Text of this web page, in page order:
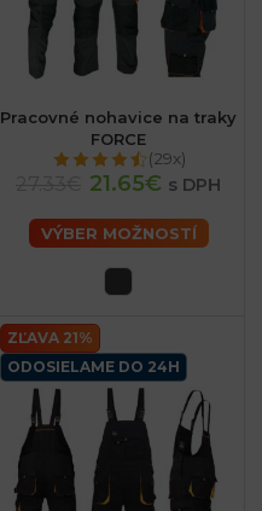
Pracovné nohavice na traky
FORCE
(29x)
21.65€ s DPH
VÝBER MOŽNOSTÍ
ZĽAVA 21%
ODOSIELAME DO 24H